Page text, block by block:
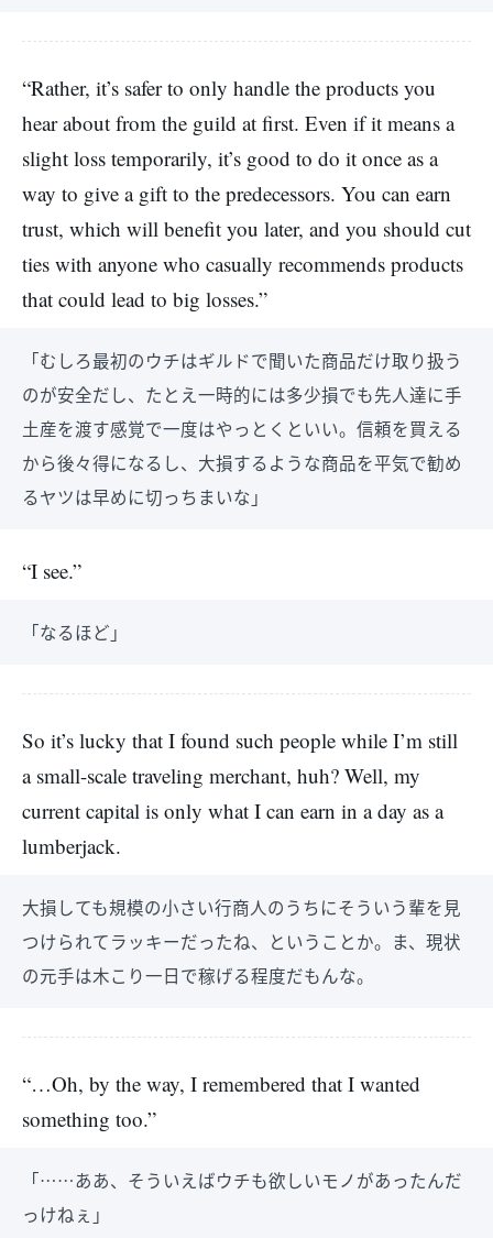
“Rather, it’s safer to only handle the products you
hear about from the guild at first. Even if it means a
slight loss temporarily, it’s good to do it once as a
way to give a gift to the predecessors. You can earn
trust, which will benefit you later, and you should cut
ties with anyone who casually recommends products
that could lead to big losses.”
「むしろ最初のウチはギルドで聞いた商品だけ取り扱う
のが安全だし、たとえ一時的には多少損でも先人達に手
土産を渡す感覚で一度はやっとくといい。信頼を買える
から後々得になるし、大損するような商品を平気で勧め
るヤツは早めに切っちまいな」
“I see.”
「なるほど」
So it’s lucky that I found such people while I’m still
a small-scale traveling merchant, huh? Well, my
current capital is only what I can earn in a day as a
lumberjack.
大損しても規模の小さい行商人のうちにそういう輩を見
つけられてラッキーだったね、ということか。ま、現状
の元手は木こり一日で稼げる程度だもんな。
“…Oh, by the way, I remembered that I wanted
something too.”
「……ああ、そういえばウチも欲しいモノがあったんだ
っけねぇ」